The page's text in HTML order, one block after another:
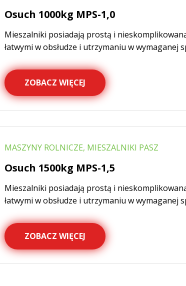
Osuch 1000kg MPS-1,0
Mieszalniki posiadają prostą i
łatwymi w obsłudze i utrzymaniu w wymaganej
ZOBACZ WIĘCEJ
MASZYNY ROLNICZE, MIESZALNIKI PASZ
Osuch 1500kg MPS-1,5
Mieszalniki posiadają prostą i
łatwymi w obsłudze i utrzymaniu w wymaganej
ZOBACZ WIĘCEJ